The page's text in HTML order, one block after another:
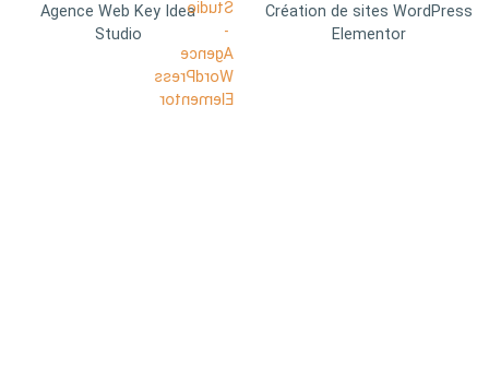
Agence Web Key Idea
Studio
Création de sites WordPress
Elementor